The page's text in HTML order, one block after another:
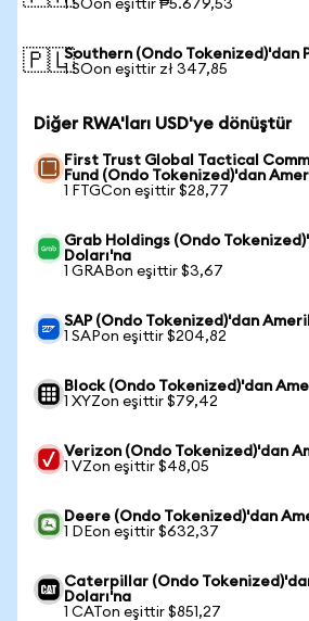
1 SOon eşittir ₱5.679,53
🇵🇱Southern (Ondo Tokenized)'dan
1 SOon eşittir zł 347,85
Diğer RWA'ları USD'ye dönüştür
First Trust Global Tactical
Fund (Ondo Tokenized)'dan
1 FTGCon eşittir $28,77
Grab Holdings (Ondo
Doları'na
1 GRABon eşittir $3,67
SAP (Ondo Tokenized)'dan
1 SAPon eşittir $204,82
Block (Ondo Tokenized)'dan
1 XYZon eşittir $79,42
Verizon (Ondo Tokenized)'dan
1 VZon eşittir $48,05
Deere (Ondo Tokenized)'dan
1 DEon eşittir $632,37
Caterpillar (Ondo
Doları'na
1 CATon eşittir $851,27